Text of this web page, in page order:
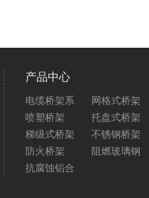
产品中心
电缆桥架系
网格式桥架
喷塑桥架
托盘式桥架
梯级式桥架
不锈钢桥架
防火桥架
阻燃玻璃钢
抗腐蚀铝合